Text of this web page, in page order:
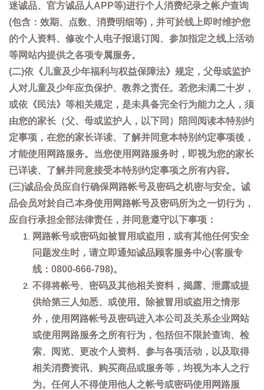
迷诚品、官方诚品人APP等)进行个人消费纪录之帐户查询
(包含：效期、点数、消费明细等)，并可於线上即时维护您
的个人资料、修改个人电子报退订阅、参加指定之线上活动
等网站内提供之各项专属服务。
(二)依《儿童及少年福利与权益保障法》规定，父母或监护
人对儿童及少年应负保护、教养之责任。若您未满二十岁，
或依《民法》等相关规定，是未具备完全行为能力之人，须
由您的家长（父、母或监护人，以下同）陪同阅读本特别约
定事项，在您的家长详读、了解并同意本特别约定事项後，
才能使用网路服务。当您使用网路服务时，即视为您的家长
已详读、了解并同意接受本特别约定事项之所有内容。
(三)诚品会员应自行确保网路帐号及密码之机密与安全。诚
品会员对於自己本身使用网路帐号及密码所为之一切行为，
应自行承担全部法律责任，并同意遵守以下事项：
网路帐号或密码如被冒用或盗用，或有其他任何安全
问题发生时，请立即通知诚品顾客服务中心(客服专
线：0800-666-798)。
不得将帐号、密码及其他相关资料，揭露、泄露或提
供给第三人知悉、或使用。除被冒用或盗用之情形
外，使用网路帐号及密码进入本公司及关系企业网站
或使用网路服务之所有行为，包括但不限於查询、检
索、阅览、更改个人资料、参与各项活动，以及取得
相关消费资讯、购买商品或服务等，均视为本人之行
为。任何人不得使用他人之帐号或密码使用网路服